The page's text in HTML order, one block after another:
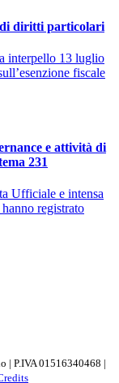
di diritti particolari
interpello 13 luglio
fiscale
e attività di
231
Ufficiale e intensa
registrato
| P.IVA 01516340468 |